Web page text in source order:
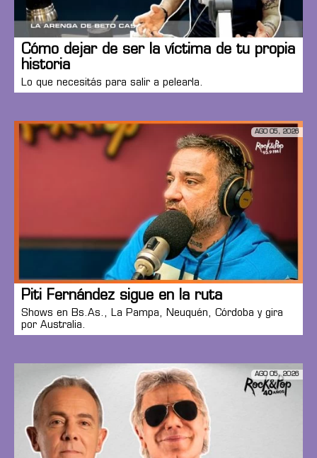
Cómo dejar de ser la víctima de tu propia
historia
Lo que necesitás para salir a pelearla.
AGO 05, 2026
Piti Fernández sigue en la ruta
Shows en Bs.As., La Pampa, Neuquén, Córdoba y gira
por Australia.
AGO 05, 2026